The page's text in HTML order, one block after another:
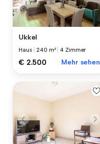
Ukkel
Haus |240 m² 4 Zimmer
€ 2.500 Mehr sehen